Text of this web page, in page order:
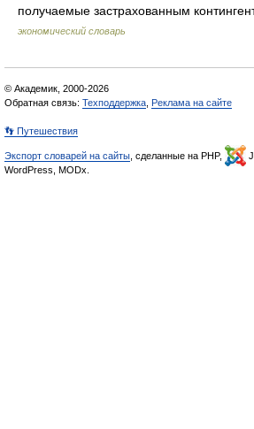
получаемые застрахованным
экономический словарь
© Академик, 2000-2026
Обратная связь: Техподдержка Реклама на сайте
👣 Путешествия
Экспорт словарей на сайты , сделанные на PHP,
WordPress, MODx.